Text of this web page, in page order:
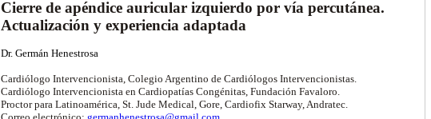
Cierre de apéndice auricular izquierdo por vía percutánea.
Actualización y experiencia adaptada
Dr. Germán Henestrosa
Cardiólogo Intervencionista, Colegio Argentino de Cardiólogos Intervencionistas.
Cardiólogo Intervencionista en Cardiopatías Congénitas, Fundación Favaloro.
Proctor para Latinoamérica, St. Jude Medical, Gore, Cardiofix Starway, Andratec.